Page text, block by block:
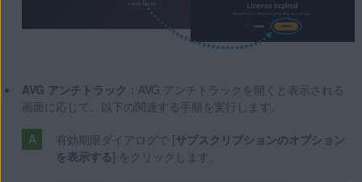
AVG アンチトラック ：AVG アンチトラックを開くと表示される
画面に応じて、以下の関連する手順を実行します。
有効期限ダイアログで [サブスクリプションのオプション
を表示する] をクリックします。